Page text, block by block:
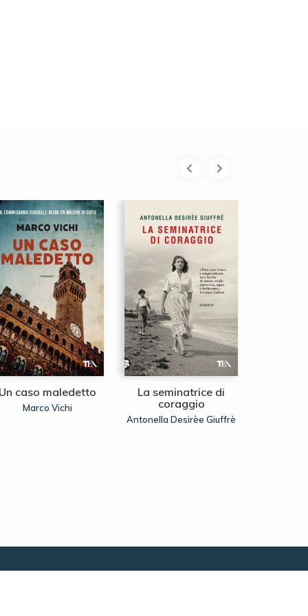
Un caso maledetto
Marco Vichi
La seminatrice di
coraggio
Antonella Desirèe Giuffrè